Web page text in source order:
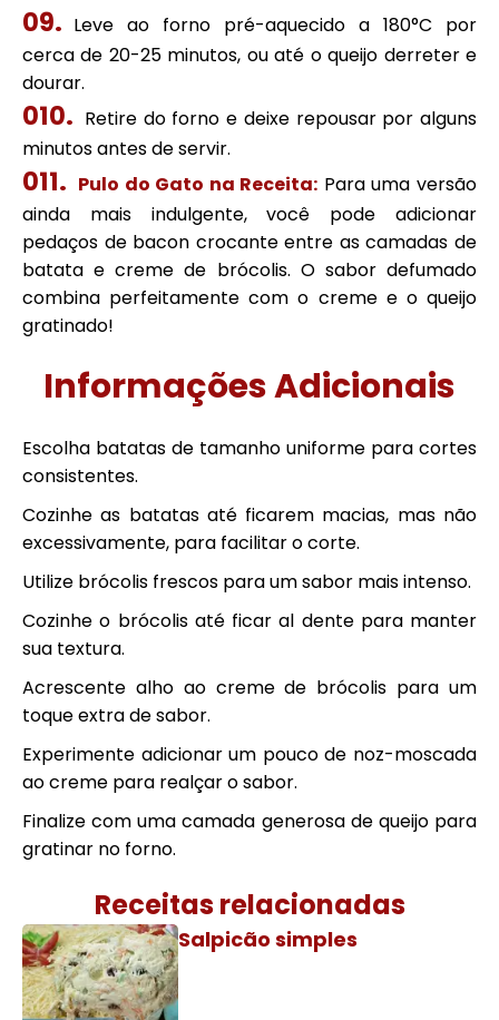
Leve ao forno pré-aquecido a 180°C por
cerca de 20-25 minutos, ou até o queijo derreter e
dourar.
Retire do forno e deixe repousar por alguns
minutos antes de servir.
Pulo do Gato na Receita: Para uma versão
ainda mais indulgente, você pode adicionar
pedaços de bacon crocante entre as camadas de
batata e creme de brócolis. O sabor defumado
combina perfeitamente com o creme e o queijo
gratinado!
Informações Adicionais
Escolha batatas de tamanho uniforme para cortes
consistentes.
Cozinhe as batatas até ficarem macias, mas não
excessivamente, para facilitar o corte.
Utilize brócolis frescos para um sabor mais intenso.
Cozinhe o brócolis até ficar al dente para manter
sua textura.
Acrescente alho ao creme de brócolis para um
toque extra de sabor.
Experimente adicionar um pouco de noz-moscada
ao creme para realçar o sabor.
Finalize com uma camada generosa de queijo para
gratinar no forno.
Receitas relacionadas
Salpicão simples